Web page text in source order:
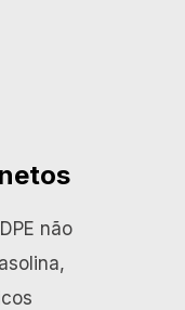
não